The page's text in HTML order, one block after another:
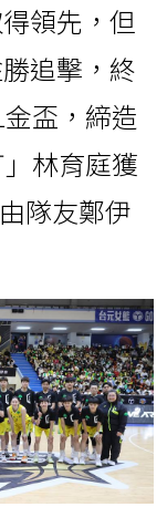
領先，但
追擊，終
盃，締造
林育庭獲
隊友鄭伊